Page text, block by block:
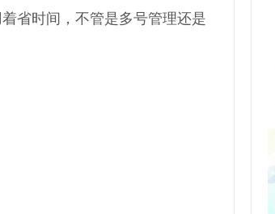
省时间，不管是多号管理还是